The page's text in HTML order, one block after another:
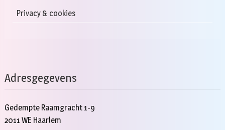
Privacy & cookies
Adresgegevens
Gedempte Raamgracht 1-9
2011 WE Haarlem